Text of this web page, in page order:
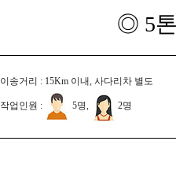
◎ 5
이송거리 : 15Km 이내, 사다리차 별도
작업인원 : 5명, 2명